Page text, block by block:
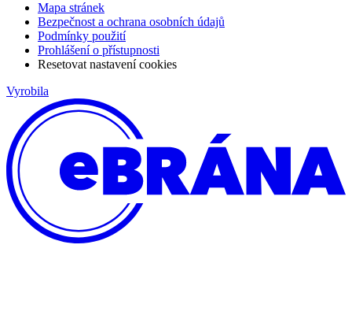
Mapa stránek
Bezpečnost a ochrana osobních údajů
Podmínky použití
Prohlášení o přístupnosti
Resetovat nastavení cookies
Vyrobila